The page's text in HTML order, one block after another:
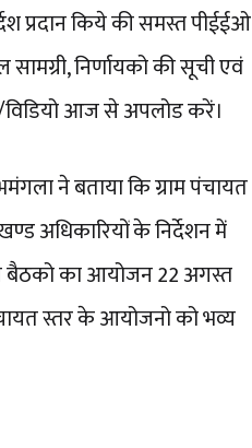
प्रदान किये की समस्त पीईईओ
निर्णायको की सूची एवं
विडियो आज से अपलोड करें।
ने बताया कि ग्राम पंचायत
अधिकारियों के निर्देशन में
बैठको का आयोजन 22 अगस्त
स्तर के आयोजनो को भव्य